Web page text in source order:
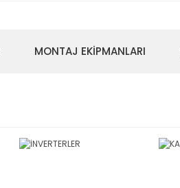
MONTAJ EKİPMANLARI